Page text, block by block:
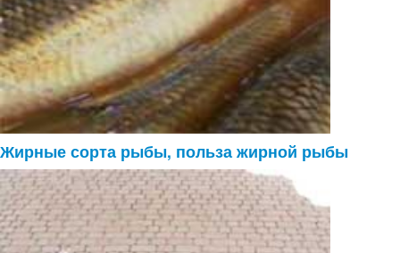
Жирные сорта рыбы, польза жирной рыбы